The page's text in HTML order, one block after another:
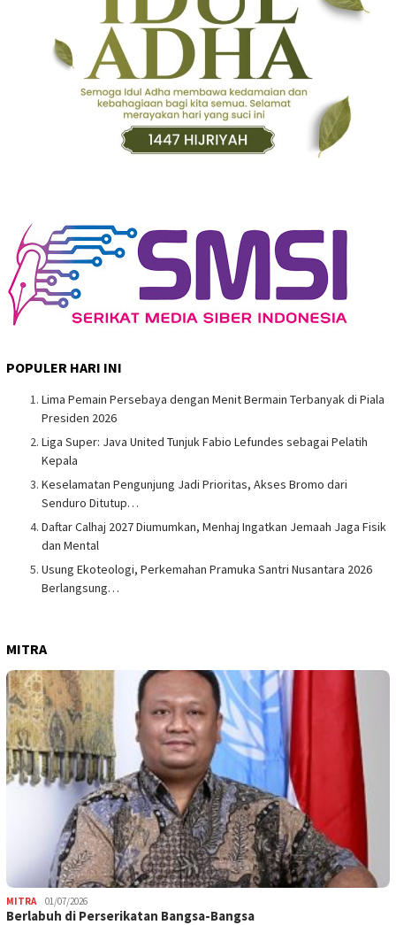
POPULER HARI INI
Lima Pemain Persebaya dengan Menit Bermain Terbanyak di Piala
Presiden 2026
Liga Super: Java United Tunjuk Fabio Lefundes sebagai Pelatih
Kepala
Keselamatan Pengunjung Jadi Prioritas, Akses Bromo dari
Senduro Ditutup…
Daftar Calhaj 2027 Diumumkan, Menhaj Ingatkan Jemaah Jaga Fisik
dan Mental
Usung Ekoteologi, Perkemahan Pramuka Santri Nusantara 2026
Berlangsung…
MITRA
MITRA 01/07/2026
Berlabuh di Perserikatan Bangsa-Bangsa